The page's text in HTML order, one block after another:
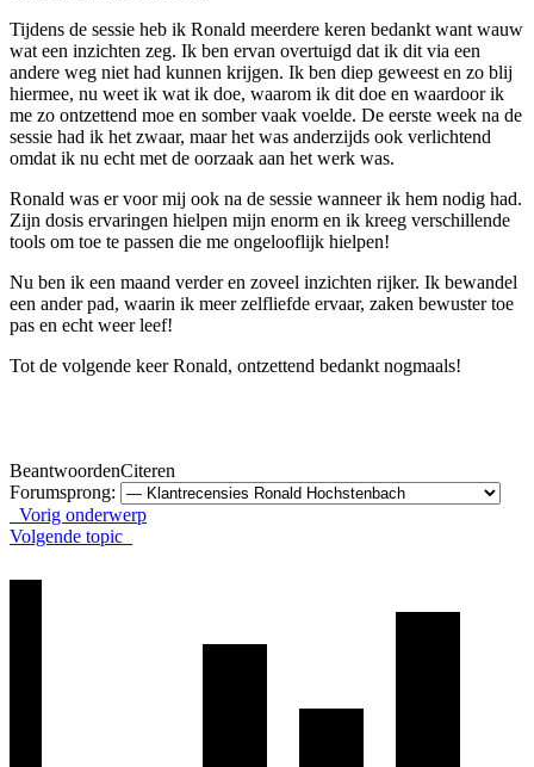
Tijdens de sessie heb ik Ronald meerdere keren bedankt want wauw
wat een inzichten zeg. Ik ben ervan overtuigd dat ik dit via een
andere weg niet had kunnen krijgen. Ik ben diep geweest en zo blij
hiermee, nu weet ik wat ik doe, waarom ik dit doe en waardoor ik
me zo ontzettend moe en somber vaak voelde. De eerste week na de
sessie had ik het zwaar, maar het was anderzijds ook verlichtend
omdat ik nu echt met de oorzaak aan het werk was.
Ronald was er voor mij ook na de sessie wanneer ik hem nodig had.
Zijn dosis ervaringen hielpen mijn enorm en ik kreeg verschillende
tools om toe te passen die me ongelooflijk hielpen!
Nu ben ik een maand verder en zoveel inzichten rijker. Ik bewandel
een ander pad, waarin ik meer zelfliefde ervaar, zaken bewuster toe
pas en echt weer leef!
Tot de volgende keer Ronald, ontzettend bedankt nogmaals!
BeantwoordenCiteren
Forumsprong:
Vorig onderwerp
Volgende topic